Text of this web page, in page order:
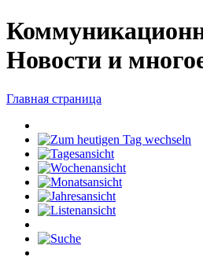
Новости и
Главная страница